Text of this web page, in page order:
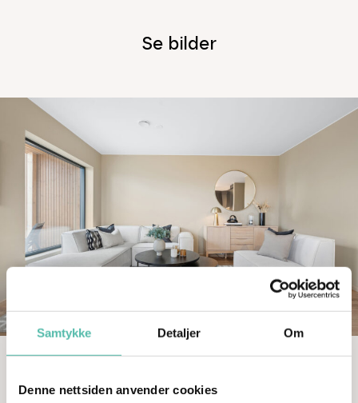
Samtykke Detaljer Om
Denne nettsiden anvender cookies
Se bilder